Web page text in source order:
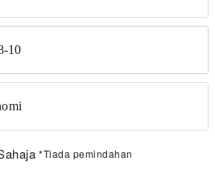
10
*Tiada pemindahan